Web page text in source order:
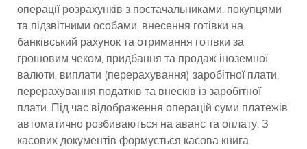
операції розрахунків з постачальниками, покупцями
та підзвітними особами, внесення готівки на
банківський рахунок та отримання готівки за
грошовим чеком, придбання та продаж іноземної
валюти, виплати (перерахування) заробітної плати,
перерахування податків та внесків із заробітної
плати. Під час відображення операцій суми платежів
автоматично розбиваються на аванс та оплату. З
касових документів формується касова книга